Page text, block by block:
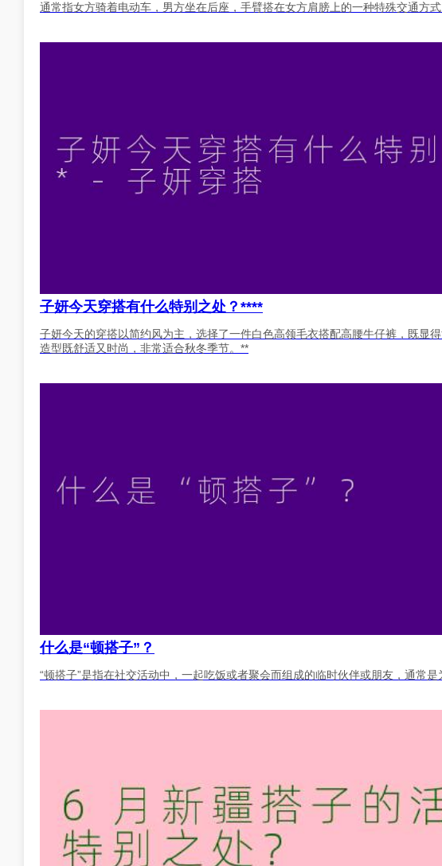
通常指女方骑着电动车，男方坐在后座，手臂搭在女方肩膀上的一种特殊交通方式
子妍今天穿搭有什么特别之处？****
子妍今天的穿搭以简约风为主，选择了一件白色高领毛衣搭配高腰牛仔裤，既显
造型既舒适又时尚，非常适合秋冬季节。**
什么是“顿搭子”？
“顿搭子”是指在社交活动中，一起吃饭或者聚会而组成的临时伙伴或朋友，通常是